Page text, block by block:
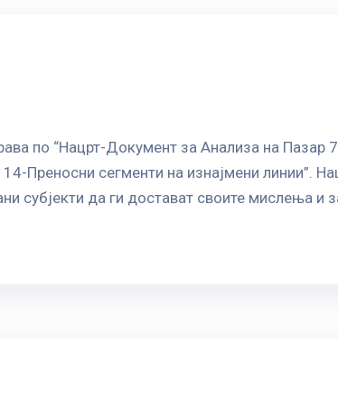
по “Нацрт-Документ за Анализа на Пазар
Преносни сегменти на изнајмени линии”.
субјекти да ги достават своите мислења и